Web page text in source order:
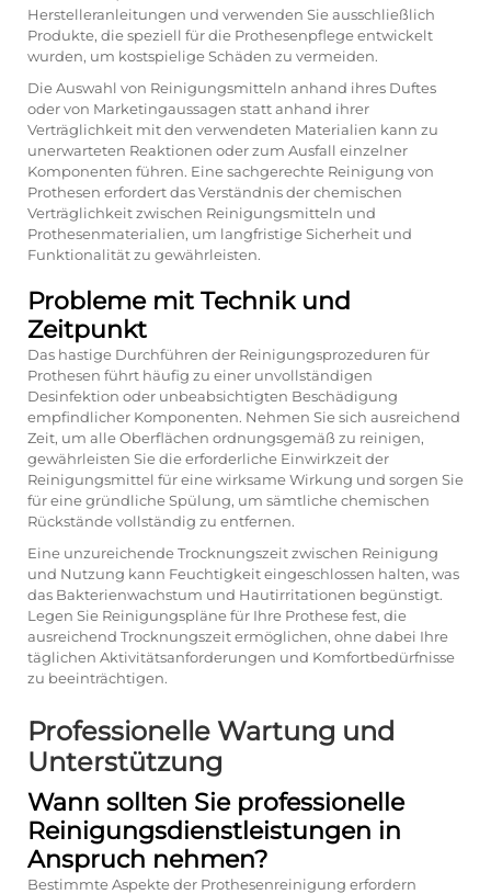
Herstelleranleitungen und verwenden Sie ausschließlich
Produkte, die speziell für die Prothesenpflege entwickelt
wurden, um kostspielige Schäden zu vermeiden.
Die Auswahl von Reinigungsmitteln anhand ihres Duftes
oder von Marketingaussagen statt anhand ihrer
Verträglichkeit mit den verwendeten Materialien kann zu
unerwarteten Reaktionen oder zum Ausfall einzelner
Komponenten führen. Eine sachgerechte Reinigung von
Prothesen erfordert das Verständnis der chemischen
Verträglichkeit zwischen Reinigungsmitteln und
Prothesenmaterialien, um langfristige Sicherheit und
Funktionalität zu gewährleisten.
Probleme mit Technik und
Zeitpunkt
Das hastige Durchführen der Reinigungsprozeduren für
Prothesen führt häufig zu einer unvollständigen
Desinfektion oder unbeabsichtigten Beschädigung
empfindlicher Komponenten. Nehmen Sie sich ausreichend
Zeit, um alle Oberflächen ordnungsgemäß zu reinigen,
gewährleisten Sie die erforderliche Einwirkzeit der
Reinigungsmittel für eine wirksame Wirkung und sorgen Sie
für eine gründliche Spülung, um sämtliche chemischen
Rückstände vollständig zu entfernen.
Eine unzureichende Trocknungszeit zwischen Reinigung
und Nutzung kann Feuchtigkeit eingeschlossen halten, was
das Bakterienwachstum und Hautirritationen begünstigt.
Legen Sie Reinigungspläne für Ihre Prothese fest, die
ausreichend Trocknungszeit ermöglichen, ohne dabei Ihre
täglichen Aktivitätsanforderungen und Komfortbedürfnisse
zu beeinträchtigen.
Professionelle Wartung und
Unterstützung
Wann sollten Sie professionelle
Reinigungsdienstleistungen in
Anspruch nehmen?
Bestimmte Aspekte der Prothesenreinigung erfordern